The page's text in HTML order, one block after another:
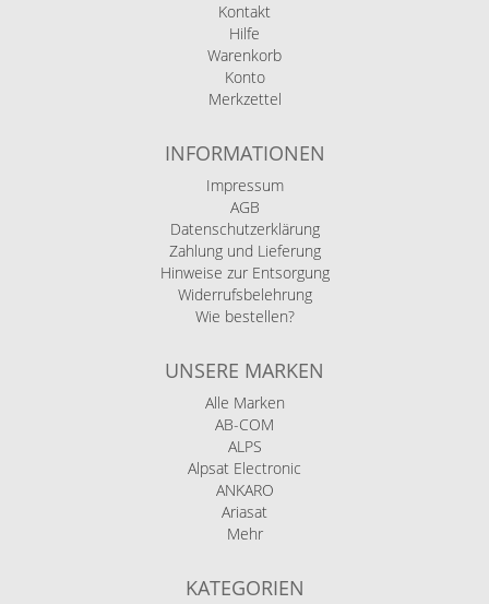
Kontakt
Hilfe
Warenkorb
Konto
Merkzettel
INFORMATIONEN
Impressum
AGB
Datenschutzerklärung
Zahlung und Lieferung
Hinweise zur Entsorgung
Widerrufsbelehrung
Wie bestellen?
UNSERE MARKEN
Alle Marken
AB-COM
ALPS
Alpsat Electronic
ANKARO
Ariasat
Mehr
KATEGORIEN